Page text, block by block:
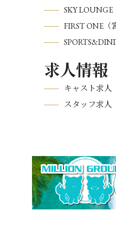
SKY LOUNGE
FIRST ONE（
求人情報
キャスト求人
スタッフ求人